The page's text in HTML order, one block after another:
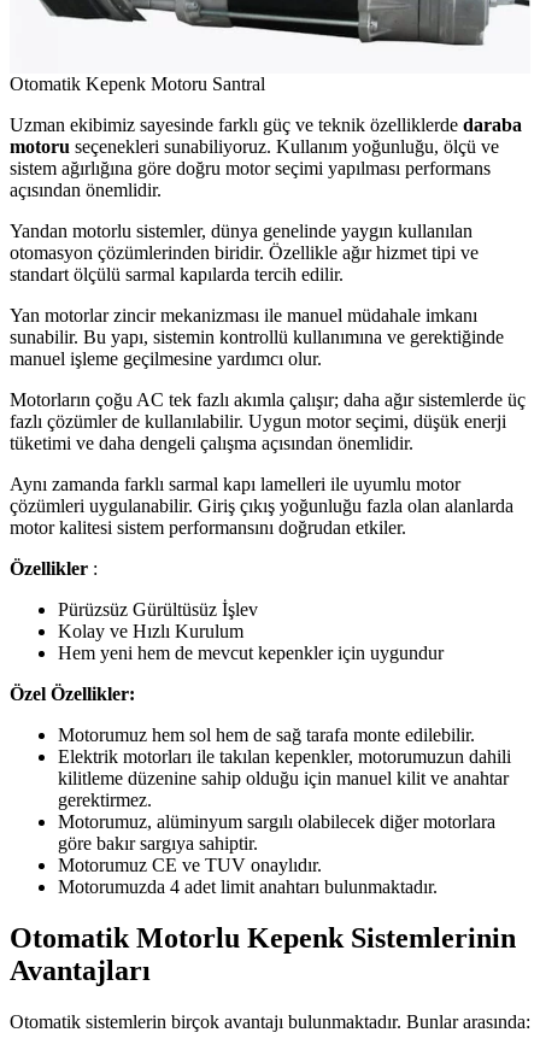
Otomatik Kepenk Motoru Santral
Uzman ekibimiz sayesinde farklı güç ve teknik özelliklerde daraba
motoru seçenekleri sunabiliyoruz. Kullanım yoğunluğu, ölçü ve
sistem ağırlığına göre doğru motor seçimi yapılması performans
açısından önemlidir.
Yandan motorlu sistemler, dünya genelinde yaygın kullanılan
otomasyon çözümlerinden biridir. Özellikle ağır hizmet tipi ve
standart ölçülü sarmal kapılarda tercih edilir.
Yan motorlar zincir mekanizması ile manuel müdahale imkanı
sunabilir. Bu yapı, sistemin kontrollü kullanımına ve gerektiğinde
manuel işleme geçilmesine yardımcı olur.
Motorların çoğu AC tek fazlı akımla çalışır; daha ağır sistemlerde üç
fazlı çözümler de kullanılabilir. Uygun motor seçimi, düşük enerji
tüketimi ve daha dengeli çalışma açısından önemlidir.
Aynı zamanda farklı sarmal kapı lamelleri ile uyumlu motor
çözümleri uygulanabilir. Giriş çıkış yoğunluğu fazla olan alanlarda
motor kalitesi sistem performansını doğrudan etkiler.
Özellikler :
Pürüzsüz Gürültüsüz İşlev
Kolay ve Hızlı Kurulum
Hem yeni hem de mevcut kepenkler için uygundur
Özel Özellikler:
Motorumuz hem sol hem de sağ tarafa monte edilebilir.
Elektrik motorları ile takılan kepenkler, motorumuzun dahili
kilitleme düzenine sahip olduğu için manuel kilit ve anahtar
gerektirmez.
Motorumuz, alüminyum sargılı olabilecek diğer motorlara
göre bakır sargıya sahiptir.
Motorumuz CE ve TUV onaylıdır.
Motorumuzda 4 adet limit anahtarı bulunmaktadır.
Otomatik Motorlu Kepenk Sistemlerinin
Avantajları
Otomatik sistemlerin birçok avantajı bulunmaktadır. Bunlar arasında: